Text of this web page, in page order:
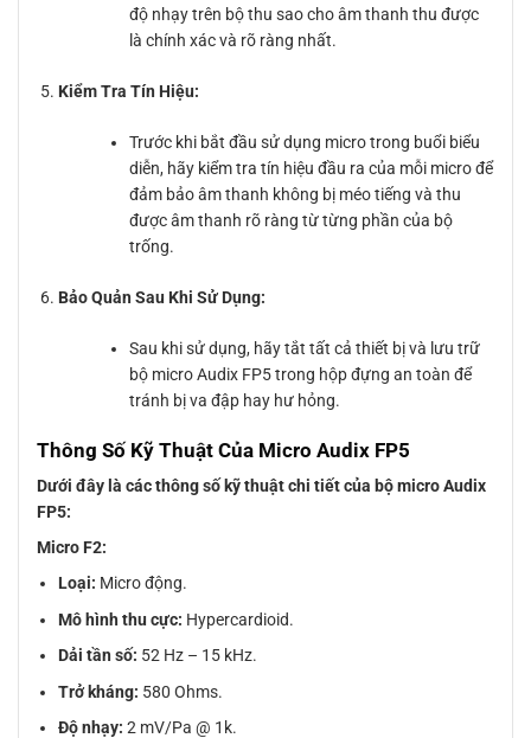
độ nhạy trên bộ thu sao cho âm thanh thu được
là chính xác và rõ ràng nhất.
Kiểm Tra Tín Hiệu:
Trước khi bắt đầu sử dụng micro trong buổi biểu
diễn, hãy kiểm tra tín hiệu đầu ra của mỗi micro để
đảm bảo âm thanh không bị méo tiếng và thu
được âm thanh rõ ràng từ từng phần của bộ
trống.
Bảo Quản Sau Khi Sử Dụng:
Sau khi sử dụng, hãy tắt tất cả thiết bị và lưu trữ
bộ micro Audix FP5 trong hộp đựng an toàn để
tránh bị va đập hay hư hỏng.
Thông Số Kỹ Thuật Của Micro Audix FP5
Dưới đây là các thông số kỹ thuật chi tiết của bộ micro Audix
FP5:
Micro F2:
Loại: Micro động.
Mô hình thu cực: Hypercardioid.
Dải tần số: 52 Hz – 15 kHz.
Trở kháng: 580 Ohms.
Độ nhạy: 2 mV/Pa @ 1k.